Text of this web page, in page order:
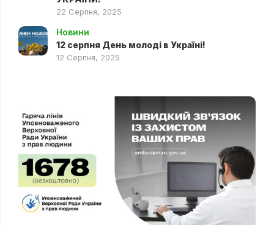
22 Серпня, 2025
Новини
12 серпня День молоді в Україні!
12 Серпня, 2025